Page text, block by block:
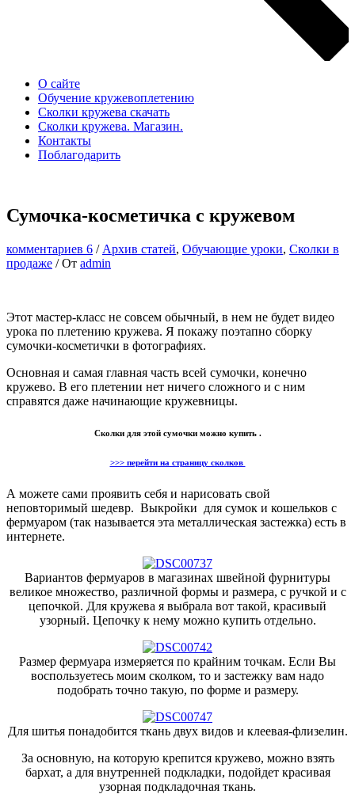
О сайте
Обучение кружевоплетению
Сколки кружева скачать
Сколки кружева. Магазин.
Контакты
Поблагодарить
Сумочка-косметичка с кружевом
комментариев 6 / Архив статей, Обучающие уроки, Сколки в
продаже / От admin
Этот мастер-класс не совсем обычный, в нем не будет видео
урока по плетению кружева. Я покажу поэтапно сборку
сумочки-косметички в фотографиях.
Основная и самая главная часть всей сумочки, конечно
кружево. В его плетении нет ничего сложного и с ним
справятся даже начинающие кружевницы.
Сколки для этой сумочки можно купить .
>>> перейти на страницу сколков
А можете сами проявить себя и нарисовать свой
неповторимый шедевр. Выкройки для сумок и кошельков с
фермуаром (так называется эта металлическая застежка) есть в
интернете.
Вариантов фермуаров в магазинах швейной фурнитуры
великое множество, различной формы и размера, с ручкой и с
цепочкой. Для кружева я выбрала вот такой, красивый
узорный. Цепочку к нему можно купить отдельно.
Размер фермуара измеряется по крайним точкам. Если Вы
воспользуетесь моим сколком, то и застежку вам надо
подобрать точно такую, по форме и размеру.
Для шитья понадобится ткань двух видов и клеевая-флизелин.
За основную, на которую крепится кружево, можно взять
бархат, а для внутренней подкладки, подойдет красивая
узорная подкладочная ткань.